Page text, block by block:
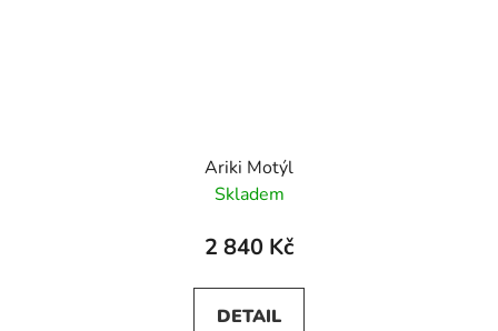
Ariki Motýl
Skladem
2 840 Kč
DETAIL